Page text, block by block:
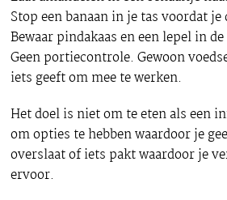
Stop een banaan in je tas voordat je
Bewaar pindakaas en een lepel in
Geen portiecontrole. Gewoon
iets geeft om mee te werken.
Het doel is niet om te eten als een
om opties te hebben waardoor je
overslaat of iets pakt waardoor je
ervoor.